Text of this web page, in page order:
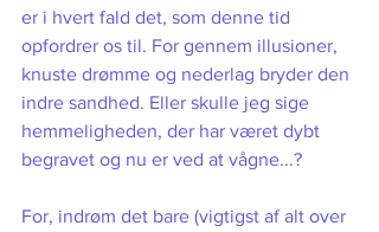
er i hvert fald det, som denne tid
opfordrer os til. For gennem illusioner,
knuste drømme og nederlag bryder den
indre sandhed. Eller skulle jeg sige
hemmeligheden, der har været dybt
begravet og nu er ved at vågne...?
For, indrøm det bare (vigtigst af alt over